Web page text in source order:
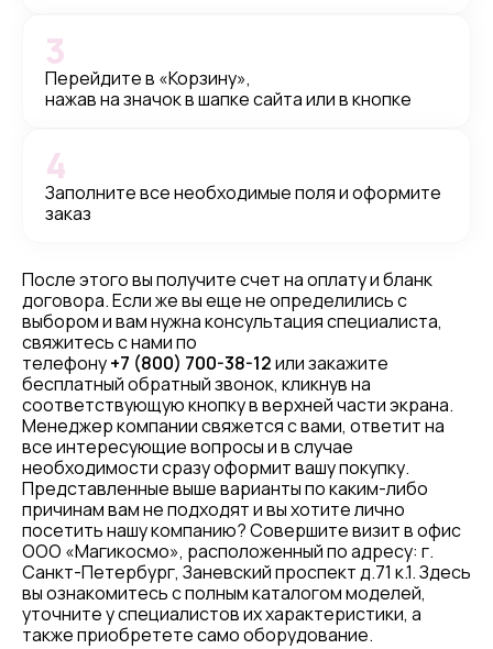
Перейдите в «Корзину»,
нажав на значок в шапке сайта или в кнопке
3
Заполните все необходимые поля и оформите
заказ
4
После этого вы получите счет на оплату и бланк
договора. Если же вы еще не определились с
выбором и вам нужна консультация специалиста,
свяжитесь с нами по
телефону+7 (800) 700-38-12или закажите
бесплатный обратный звонок, кликнув на
соответствующую кнопку в верхней части экрана.
Менеджер компании свяжется с вами, ответит на
все интересующие вопросы и в случае
необходимости сразу оформит вашу покупку.
Представленные выше варианты по каким-либо
причинам вам не подходят и вы хотите лично
посетить нашу компанию? Совершите визит в офис
ООО «Магикосмо», расположенный по адресу: г.
Санкт-Петербург, Заневский проспект д.71 к.1. Здесь
вы ознакомитесь с полным каталогом моделей,
уточните у специалистов их характеристики, а
также приобретете само оборудование.